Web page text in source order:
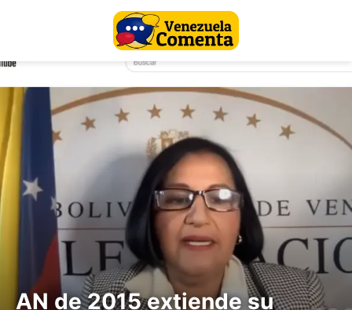
AN de 2015 extiende su